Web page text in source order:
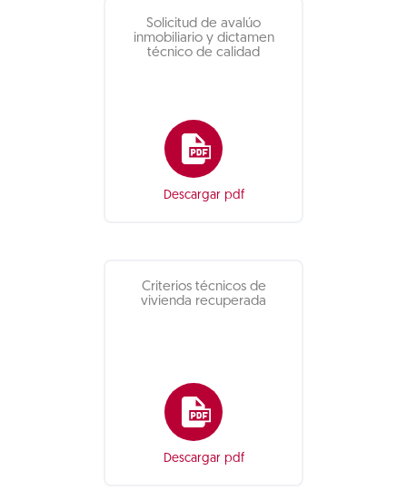
Solicitud de avalúo
inmobiliario y dictamen
técnico de calidad
Descargar pdf
Criterios técnicos de
vivienda recuperada
Descargar pdf